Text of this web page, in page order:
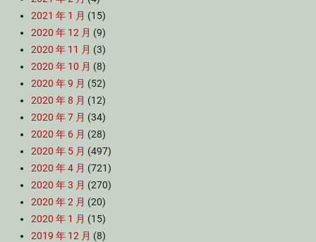
2021 年 1 月 (15)
2020 年 12 月 (9)
2020 年 11 月 (3)
2020 年 10 月 (8)
2020 年 9 月 (52)
2020 年 8 月 (12)
2020 年 7 月 (34)
2020 年 6 月 (28)
2020 年 5 月 (497)
2020 年 4 月 (721)
2020 年 3 月 (270)
2020 年 2 月 (20)
2020 年 1 月 (15)
2019 年 12 月 (8)